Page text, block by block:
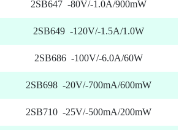
2SB647 -80V/-1.0A/900mW
2SB649 -120V/-1.5A/1.0W
2SB686 -100V/-6.0A/60W
2SB698 -20V/-700mA/600mW
2SB710 -25V/-500mA/200mW